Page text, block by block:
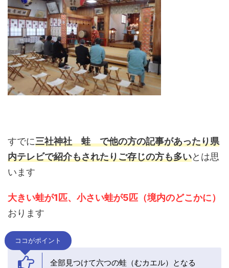
すでに三社神社 蛙 で他の方の記事があったり県
内テレビで紹介もされたりご存じの方も多いとは思
います
大きい蛙が1匹、小さい蛙が5匹（境内のどこかに）
おります
ココがポイント
全部見つけて六つの蛙（むカエル）となる